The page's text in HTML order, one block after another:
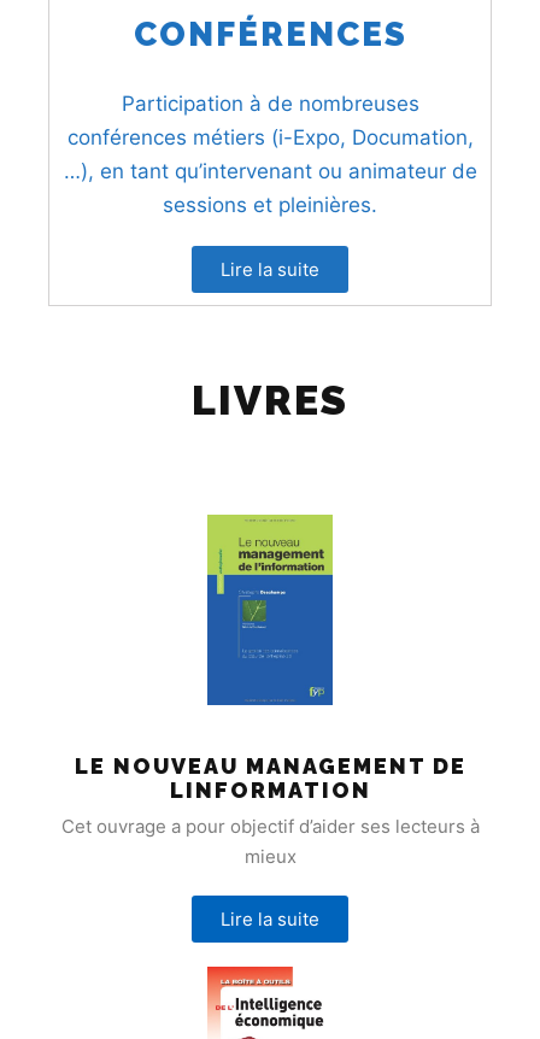
CONFÉRENCES
Participation à de nombreuses
conférences métiers (i-Expo, Documation,
…), en tant qu’intervenant ou animateur de
sessions et pleinières.
Lire la suite
LIVRES
LE NOUVEAU MANAGEMENT DE
LINFORMATION
Cet ouvrage a pour objectif d’aider ses lecteurs à
mieux
Lire la suite